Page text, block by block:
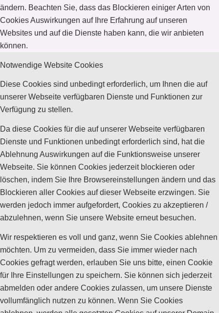
ändern. Beachten Sie, dass das Blockieren einiger Arten von
Cookies Auswirkungen auf Ihre Erfahrung auf unseren
Websites und auf die Dienste haben kann, die wir anbieten
können.
Notwendige Website Cookies
Diese Cookies sind unbedingt erforderlich, um Ihnen die auf
unserer Webseite verfügbaren Dienste und Funktionen zur
Verfügung zu stellen.
Da diese Cookies für die auf unserer Webseite verfügbaren
Dienste und Funktionen unbedingt erforderlich sind, hat die
Ablehnung Auswirkungen auf die Funktionsweise unserer
Webseite. Sie können Cookies jederzeit blockieren oder
löschen, indem Sie Ihre Browsereinstellungen ändern und das
Blockieren aller Cookies auf dieser Webseite erzwingen. Sie
werden jedoch immer aufgefordert, Cookies zu akzeptieren /
abzulehnen, wenn Sie unsere Website erneut besuchen.
Wir respektieren es voll und ganz, wenn Sie Cookies ablehnen
möchten. Um zu vermeiden, dass Sie immer wieder nach
Cookies gefragt werden, erlauben Sie uns bitte, einen Cookie
für Ihre Einstellungen zu speichern. Sie können sich jederzeit
abmelden oder andere Cookies zulassen, um unsere Dienste
vollumfänglich nutzen zu können. Wenn Sie Cookies